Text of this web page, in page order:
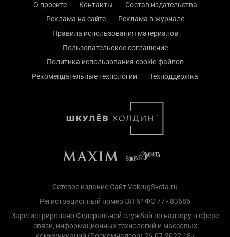
О проекте Контакты
Состав издательства
Реклама на сайте
Реклама в журнале
Правила использования материалов
Пользовательское соглашение
Политика использования cookie-файлов
Рекомендательные технологии
Техподдержка
Сетевое издание Сайт VokrugSveta.ru
Регистрационный номер ЭЛ № ФС 77 - 83686
Зарегистрировано Федеральной службой по надзору в сфере
связи, информационных технологий и массовых